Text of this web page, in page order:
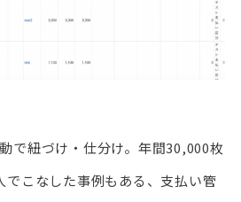
で紐づけ・仕分け。年間30,000枚
でこなした事例もある、支払い管